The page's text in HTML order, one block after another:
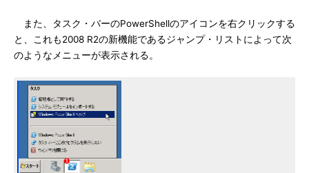
また、タスク・バーのPowerShellのアイコンを右クリックする
と、これも2008 R2の新機能であるジャンプ・リストによって次
のようなメニューが表示される。